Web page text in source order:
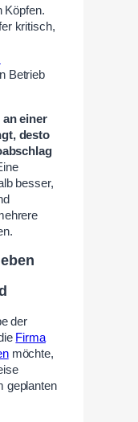
Köpfen.
kritisch,
Betrieb
einer
desto
besser,
der
Firma
möchte,
geplanten